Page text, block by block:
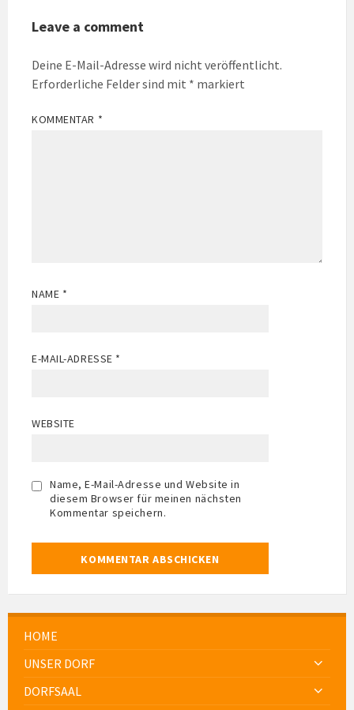
Leave a comment
Deine E-Mail-Adresse wird nicht veröffentlicht.
Erforderliche Felder sind mit * markiert
KOMMENTAR *
NAME *
E-MAIL-ADRESSE *
WEBSITE
Name, E-Mail-Adresse und Website in
diesem Browser für meinen nächsten
Kommentar speichern.
HOME
UNSER DORF
DORFSAAL